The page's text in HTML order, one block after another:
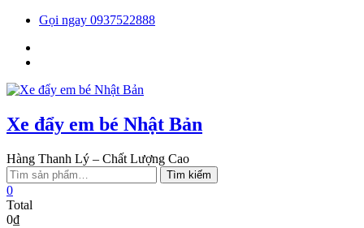
Skip
content
Gọi ngay 0937522888
Xe đẩy em bé Nhật Bản
Hàng Thanh Lý – Chất Lượng Cao
Tìm
kiếm:
Tìm kiếm
0
Total
0₫